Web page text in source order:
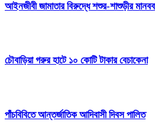
আইনজীবী জামাতার বিরুদ্ধে শশুর-শাশুড়ীর
চৌবাড়িয়া গরুর হাটে ১০ কোটি টাকার বেচাকেনা
পাঁচবিবিতে আন্তর্জাতিক আদিবাসী দিবস পালিত